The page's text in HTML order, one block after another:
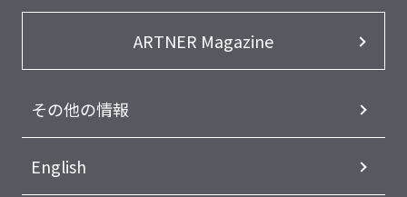
ARTNER Magazine
その他の情報
English